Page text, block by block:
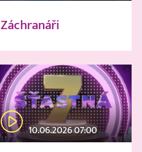
Záchranáři
10.06.2026 07:00